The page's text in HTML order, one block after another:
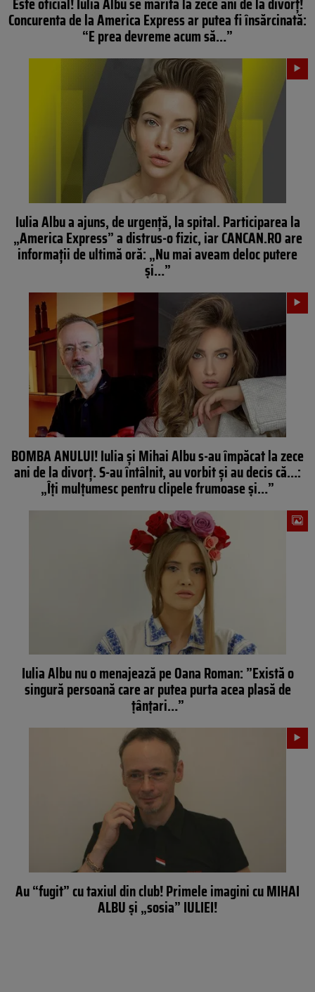
Concurenta de la America Express ar putea fi însărcinată:
“E prea devreme acum să…”
Iulia Albu a ajuns, de urgență, la spital. Participarea la
„America Express” a distrus-o fizic, iar CANCAN.RO are
informații de ultimă oră: „Nu mai aveam deloc putere
și…”
BOMBA ANULUI! Iulia și Mihai Albu s-au împăcat la zece
ani de la divorț. S-au întâlnit, au vorbit și au decis că…:
„Îți mulțumesc pentru clipele frumoase și…”
Iulia Albu nu o menajează pe Oana Roman: ”Există o
singură persoană care ar putea purta acea plasă de
țânțari…”
Au “fugit” cu taxiul din club! Primele imagini cu MIHAI
ALBU şi „sosia” IULIEI!